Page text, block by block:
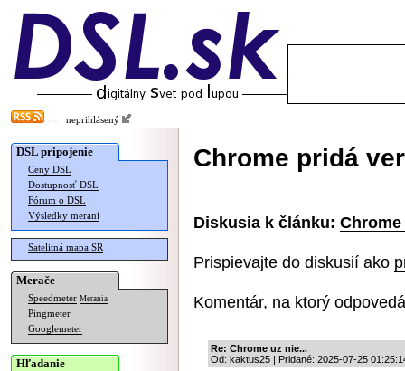
neprihlásený
DSL pripojenie
Ceny DSL
Dostupnosť DSL
Fórum o DSL
Výsledky meraní
Satelitná mapa SR
Merače
Speedmeter Merania
Pingmeter
Googlemeter
Hľadanie
Chrome pridá
Diskusia k článku:
Prispievajte do diskusií ako
Komentár, na ktorý
Re: Chrome uz nie...
Od: kaktus25 | Pridané: 2025-07-25